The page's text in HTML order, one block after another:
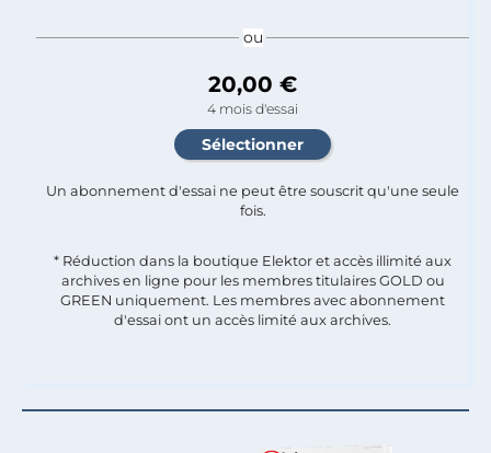
ou
20,00 €
4 mois d'essai
Un abonnement d'essai ne peut être souscrit qu'une seule
fois.​
* Réduction dans la boutique Elektor et accès illimité aux
archives en ligne pour les membres titulaires GOLD ou
GREEN uniquement. Les membres avec abonnement
d'essai ont un accès limité aux archives.